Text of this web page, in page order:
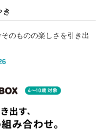
き
のものの楽しさを引き出